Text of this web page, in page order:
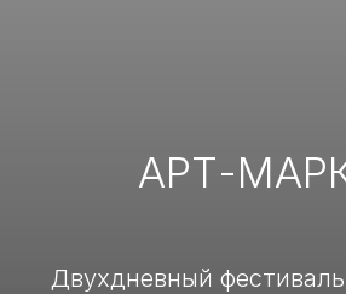
АРТ-
Двухдневный